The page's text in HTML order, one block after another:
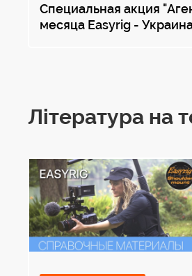
Специальная акция
месяца Easyrig -
Література на